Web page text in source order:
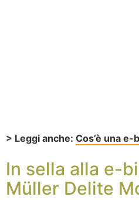
> Leggi anche: Cos’è una e-
In sella alla e-
Müller Delite